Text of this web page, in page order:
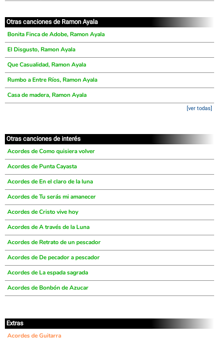
Otras canciones de Ramon Ayala
Bonita Finca de Adobe, Ramon Ayala
El Disgusto, Ramon Ayala
Que Casualidad, Ramon Ayala
Rumbo a Entre Ríos, Ramon Ayala
Casa de madera, Ramon Ayala
[ver todas]
Otras canciones de interés
Acordes de Como quisiera volver
Acordes de Punta Cayasta
Acordes de En el claro de la luna
Acordes de Tu serás mi amanecer
Acordes de Cristo vive hoy
Acordes de A través de la Luna
Acordes de Retrato de un pescador
Acordes de De pecador a pescador
Acordes de La espada sagrada
Acordes de Bonbón de Azucar
Extras
Acordes de Guitarra